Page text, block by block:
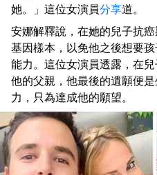
她。」這位女演員分享道。
安娜解釋說，在她的兒子抗
基因樣本，以免他之後想要
能力。這位女演員透露，在
他的父親，他最後的遺願便
力，只為達成他的願望。